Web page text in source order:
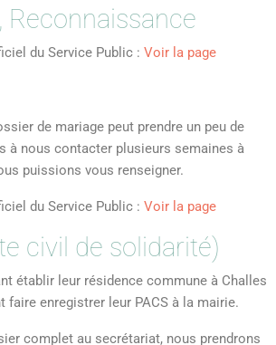
Reconnaissance
du Service Public : Voir la page
de mariage peut prendre un peu de
à nous contacter plusieurs semaines à
puissions vous renseigner.
du Service Public : Voir la page
civil de solidarité)
établir leur résidence commune à Challes
faire enregistrer leur PACS à la mairie.
complet au secrétariat, nous prendrons